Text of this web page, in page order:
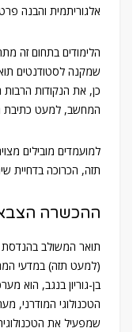
אלגוריתמית והבנה
כן, את הנקודות
המחשב, למעט כתיבת
למועמדים מובילים
תזה, הכרוכה בדחיית
ההכשרה
תואר המשולב בהנדסת
(למעט תזה) במדעי
בן-גוריון בנגב, הוא
הטכנולוגי המודרני,
שמפעיל את